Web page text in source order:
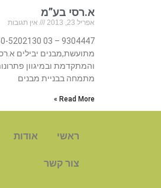
א.רסי בע”מ
אפריל 23, 2013 אין תגובות
מתועשת,מבנים יבילים
והמתקדמת ובמיגוון
מתמחה בבניית מבנים
Read More »
ראשי אודות
צור קשר